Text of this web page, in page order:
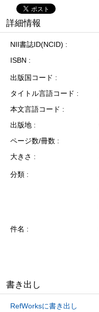
詳細情報
NII書誌ID(NCID)
ISBN
出版国コード
タイトル言語コード
本文言語コード
出版地
ページ数/冊数
大きさ
分類
件名
書き出し
RefWorksに書き出し